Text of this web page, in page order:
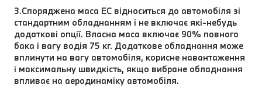
3.Споряджена маса EC відноситься до автомобіля зі
стандартним обладнанням і не включає які-небудь
додаткові опції. Власна маса включає 90% повного
бака і вагу водія 75 кг. Додаткове обладнання може
вплинути на вагу автомобіля, корисне навантаження
і максимальну швидкість, якщо вибране обладнання
впливає на аеродинаміку автомобіля.